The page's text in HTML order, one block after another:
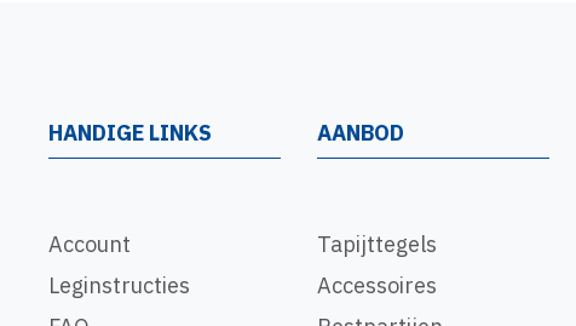
HANDIGE LINKS
Account
Leginstructies
AANBOD
Tapijttegels
Accessoires